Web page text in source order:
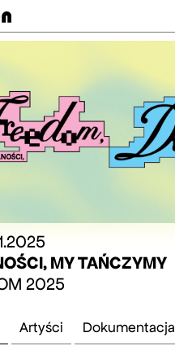
MY TAŃCZYMY
2025
Artyści Dokumentacja